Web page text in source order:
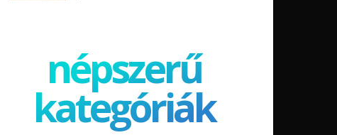
népszerű
kategóriák